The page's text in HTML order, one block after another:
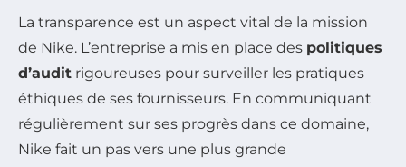
La transparence est un aspect vital de la mission
de Nike. L’entreprise a mis en place des politiques
d’audit rigoureuses pour surveiller les pratiques
éthiques de ses fournisseurs. En communiquant
régulièrement sur ses progrès dans ce domaine,
Nike fait un pas vers une plus grande